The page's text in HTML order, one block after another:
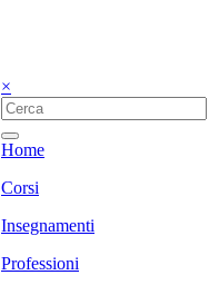
×
Home
Corsi
Insegnamenti
Professioni